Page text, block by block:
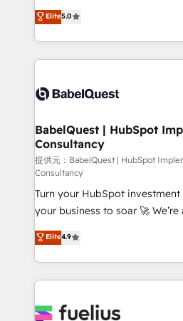
Innovation HubSpot Impact
Migration Excellence HubSpot
accreditations with HubSpot.
complexity, so your team can
Welcome to our Profile! We help with:
implementation, reports,
training • CRM migration from
custom API integrations with
operations A little about us: • Boutique 'Elite' team of
12 • 150+ clients across Sales
Service Hub, Data Hub and
27001:2022, ISO 9001:2015,
certified - the AI management
our AI governance framework,
Ready for the next step? Click the 👈 '𝗖𝗼𝗻𝘁𝗮𝗰𝘁
𝗯𝘂𝘀𝗶𝗻𝗲𝘀𝘀' button to get in
𝘳𝘦𝘴𝘱𝘰𝘯𝘴𝘪𝘷𝘦)
Elite5.0
BabelQuest | HubSpot
Consultancy
提供元：BabelQuest | HubSpot
Consultancy
Turn your HubSpot
your business to soar 🚀 We’re a team of accredited
HubSpot experts ready to help you.
implement the platform into
environments, optimise what
sure you can actually use it,
for you and execute it on HubSpot. We are
Elite4.9